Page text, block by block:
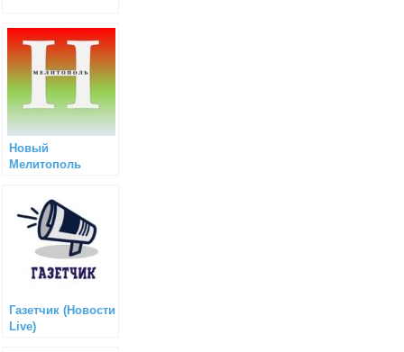
Новый
Мелитополь
Газетчик (Новости
Live)